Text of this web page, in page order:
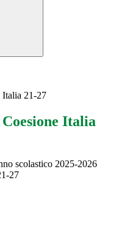
Italia 21-27
Italia
scolastico 2025-2026
27